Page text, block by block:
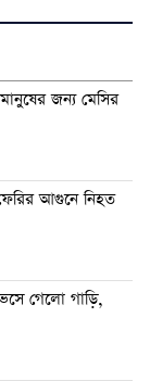
জন্য মেসির
ফেরির আগুনে নিহত
গেলো গাড়ি,